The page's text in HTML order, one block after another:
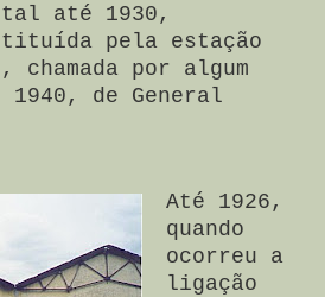
tal até 1930,
pela estação
por algum
1940, de General
Até 1926,
quando
ocorreu a
ligação